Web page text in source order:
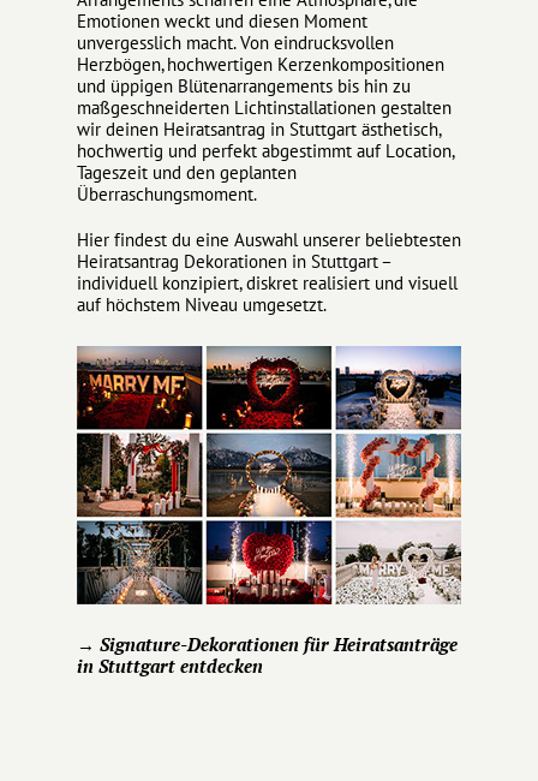
Emotionen weckt und diesen Moment
unvergesslich macht. Von eindrucksvollen
Herzbögen, hochwertigen Kerzenkompositionen
und üppigen Blütenarrangements bis hin zu
maßgeschneiderten Lichtinstallationen gestalten
wir deinen Heiratsantrag in Stuttgart ästhetisch,
hochwertig und perfekt abgestimmt auf Location,
Tageszeit und den geplanten
Überraschungsmoment.
Hier findest du eine Auswahl unserer beliebtesten
Heiratsantrag Dekorationen in Stuttgart –
individuell konzipiert, diskret realisiert und visuell
auf höchstem Niveau umgesetzt.
→ Signature-Dekorationen für Heiratsanträge
in Stuttgart entdecken